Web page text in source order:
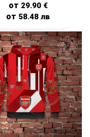
от 29.90 €
от 58.48лв